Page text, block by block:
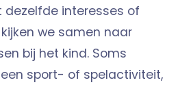
dezelfde interesses of
we samen naar
bij het kind. Soms
sport- of spelactiviteit,